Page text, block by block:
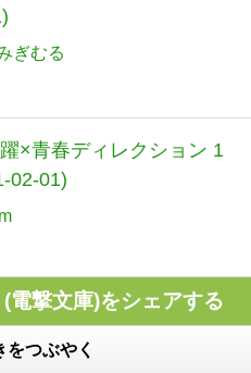
ぎむる
×青春ディレクション 1
02-01)
電撃文庫)をシェアする
をつぶやく